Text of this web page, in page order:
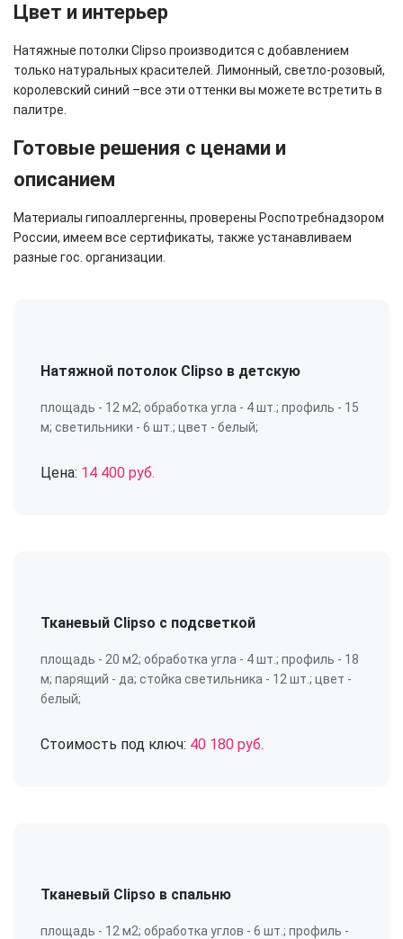
Цвет и интерьер
Натяжные потолки Clipso производится с добавлением
только натуральных красителей. Лимонный, светло-розовый,
королевский синий –все эти оттенки вы можете встретить в
палитре.
Готовые решения с ценами и
описанием
Материалы гипоаллергенны, проверены Роспотребнадзором
России, имеем все сертификаты, также устанавливаем
разные гос. организации.
Натяжной потолок Clipso в детскую
площадь - 12 м2; обработка угла - 4 шт.; профиль - 15
м; светильники - 6 шт.; цвет - белый;
Цена: 14 400 руб.
Тканевый Clipso с подсветкой
площадь - 20 м2; обработка угла - 4 шт.; профиль - 18
м; парящий - да; стойка светильника - 12 шт.; цвет -
белый;
Стоимость под ключ: 40 180 руб.
Тканевый Clipso в спальню
площадь - 12 м2; обработка углов - 6 шт.; профиль -